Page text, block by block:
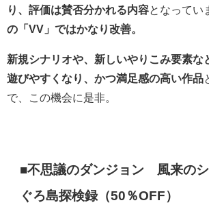
り、評価は賛否分かれる内容となってい
の「VV」ではかなり改善。
新規シナリオや、新しいやりこみ要素な
遊びやすくなり、かつ満足感の高い作品
で、この機会に是非。
■不思議のダンジョン 風来の
ぐろ島探検録（50％OFF）